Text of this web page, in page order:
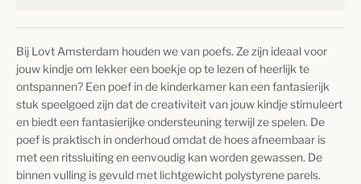
Bij Lovt Amsterdam houden we van poefs. Ze zijn ideaal voor
jouw kindje om lekker een boekje op te lezen of heerlijk te
ontspannen? Een poef in de kinderkamer kan een fantasierijk
stuk speelgoed zijn dat de creativiteit van jouw kindje stimuleert
en biedt een fantasierijke ondersteuning terwijl ze spelen. De
poef is praktisch in onderhoud omdat de hoes afneembaar is
met een ritssluiting en eenvoudig kan worden gewassen. De
binnen vulling is gevuld met lichtgewicht polystyrene parels.